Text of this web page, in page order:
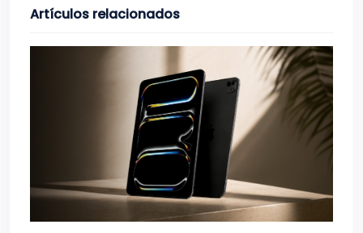
Artículos relacionados